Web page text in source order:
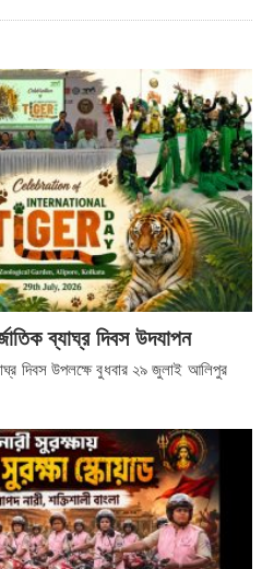
ব্যাঘ্র দিবস উদযাপন
দিবস উপলক্ষে বুধবার ২৯ জুলাই আলিপুর